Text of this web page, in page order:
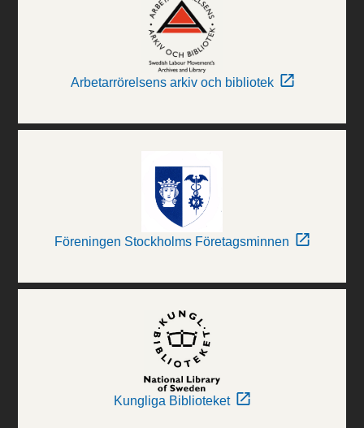
Arbetarrörelsens arkiv och bibliotek
Föreningen Stockholms Företagsminnen
Kungliga Biblioteket